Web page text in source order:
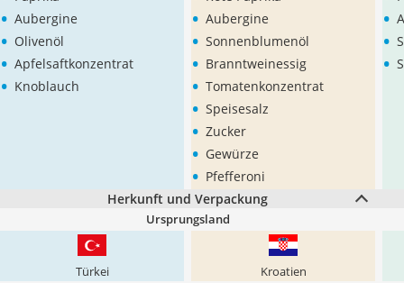
• Aubergine
• Olivenöl
• Apfelsaftkonzentrat
• Knoblauch
• Aubergine
• Sonnenblumenöl
• Branntweinessig
• Tomatenkonzentrat
• Speisesalz
• Zucker
• Gewürze
• Pfefferoni
•
•
•
Herkunft und Verpackung
Ursprungsland
Türkei Kroatien